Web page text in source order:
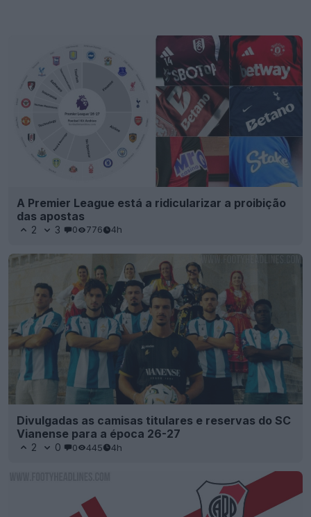
A Premier League está a ridicularizar a proibição
das apostas
2 3 0 776 4h
Divulgadas as camisas titulares e reservas do SC
Vianense para a época 26-27
2 0 0 445 4h